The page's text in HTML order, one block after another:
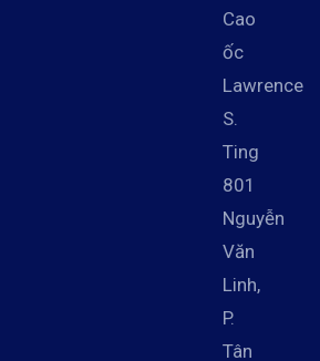
Cao
ốc
Lawrence
S.
Ting
801
Nguyễn
Văn
Linh,
P.
Tân